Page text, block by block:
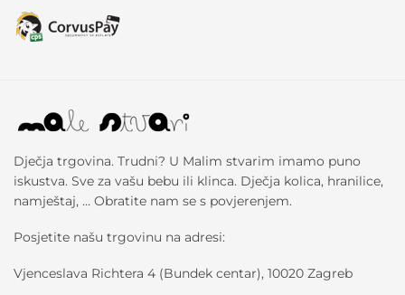
Dječja trgovina. Trudni? U Malim stvarim imamo puno
iskustva. Sve za vašu bebu ili klinca. Dječja kolica, hranilice,
namještaj, … Obratite nam se s povjerenjem.
Posjetite našu trgovinu na adresi:
Vjenceslava Richtera 4 (Bundek centar), 10020 Zagreb